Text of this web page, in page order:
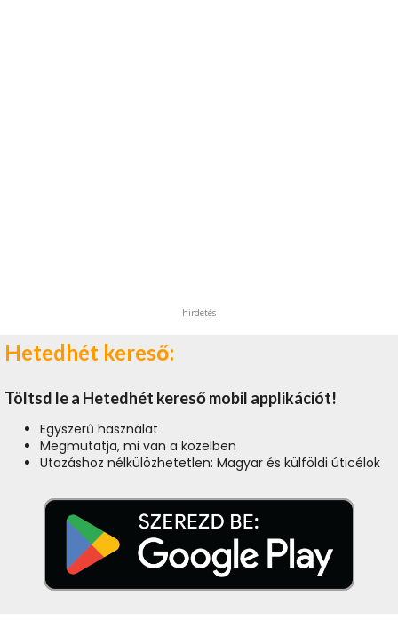
hirdetés
Hetedhét kereső:
Töltsd le a Hetedhét kereső mobil applikációt!
Egyszerű használat
Megmutatja, mi van a közelben
Utazáshoz nélkülözhetetlen: Magyar és külföldi úticélok